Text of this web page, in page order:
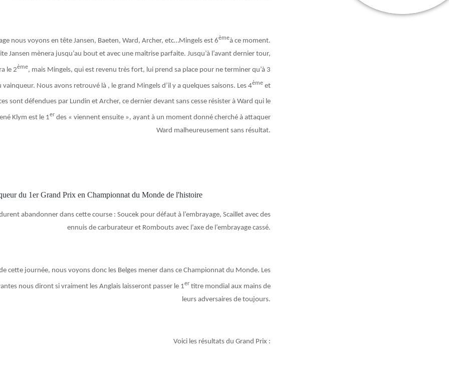
nous voyons en tête Jansen, Baeten, Ward, Archer, etc…Mingels est 6èmeà ce moment.
Jansen mènera jusqu’au bout et avec une maîtrise parfaite. Jusqu’à l’avant dernier tour,
le 2ème, mais Mingels, qui est revenu très fort, lui prend sa place pour ne terminer qu’à 3
vainqueur. Nous avons retrouvé là , le grand Mingels d’il y a quelques saisons. Les 4èmeet
sont défendues par Lundin et Archer, ce dernier devant sans cesse résister à Ward qui le
Klym est le 1er des « viennent ensuite », ayant à un moment donné cherché à attaquer
Ward malheureusement sans résultat.
du 1er Grand Prix en Championnat du Monde de l'histoire
abandonner dans cette course : Soucek pour défaut à l’embrayage, Scaillet avec des
ennuis de carburateur et Rombouts avec l’axe de l’embrayage cassé.
cette journée, nous voyons donc les Belges mener dans ce Championnat du Monde. Les
nous diront si vraiment les Anglais laisseront passer le 1er titre mondial aux mains de
leurs adversaires de toujours.
Voici les résultats du Grand Prix :